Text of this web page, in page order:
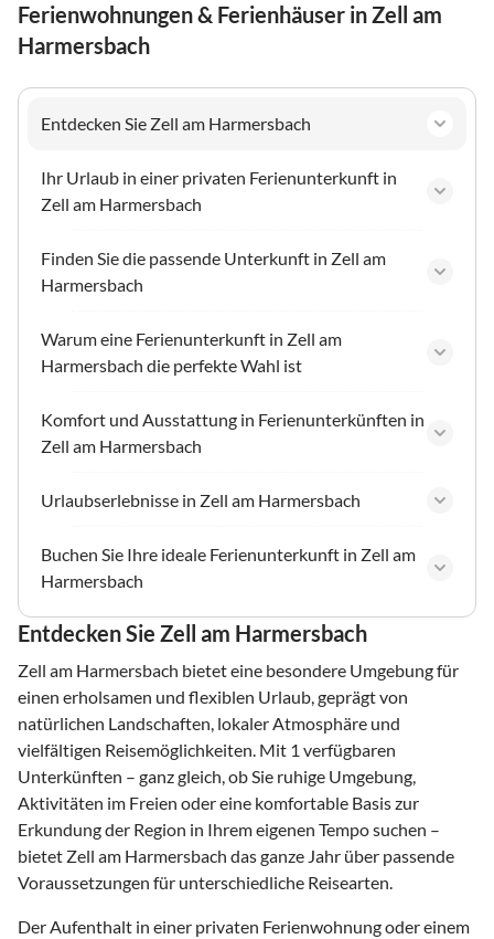
Ferienwohnungen & Ferienhäuser in Zell am
Harmersbach
Entdecken Sie Zell am Harmersbach
Ihr Urlaub in einer privaten Ferienunterkunft in
Zell am Harmersbach
Finden Sie die passende Unterkunft in Zell am
Harmersbach
Warum eine Ferienunterkunft in Zell am
Harmersbach die perfekte Wahl ist
Komfort und Ausstattung in Ferienunterkünften in
Zell am Harmersbach
Urlaubserlebnisse in Zell am Harmersbach
Buchen Sie Ihre ideale Ferienunterkunft in Zell am
Harmersbach
Entdecken Sie Zell am Harmersbach
Zell am Harmersbach bietet eine besondere Umgebung für
einen erholsamen und flexiblen Urlaub, geprägt von
natürlichen Landschaften, lokaler Atmosphäre und
vielfältigen Reisemöglichkeiten. Mit 1 verfügbaren
Unterkünften – ganz gleich, ob Sie ruhige Umgebung,
Aktivitäten im Freien oder eine komfortable Basis zur
Erkundung der Region in Ihrem eigenen Tempo suchen –
bietet Zell am Harmersbach das ganze Jahr über passende
Voraussetzungen für unterschiedliche Reisearten.
Der Aufenthalt in einer privaten Ferienwohnung oder einem